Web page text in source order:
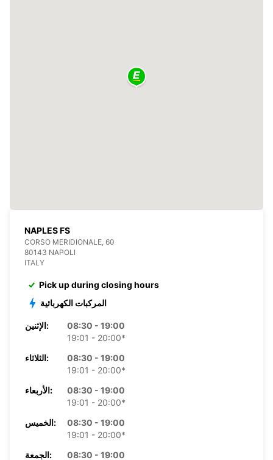
NAPLES FS
CORSO MERIDIONALE, 60
80143 NAPOLI
ITALY
Pick up during closing hours
المركبات الكهربائية
الإثنين:
08:30 - 19:00
19:01 - 20:00*
الثلاثاء:
08:30 - 19:00
19:01 - 20:00*
الأربعاء:
08:30 - 19:00
19:01 - 20:00*
الخميس:
08:30 - 19:00
19:01 - 20:00*
الجمعة:
08:30 - 19:00